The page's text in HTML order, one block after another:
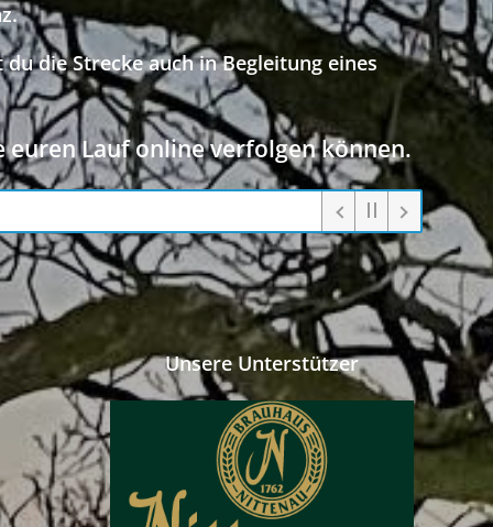
die Strecke auch in Begleitung eines
euren Lauf online verfolgen können.
Unsere Unterstützer